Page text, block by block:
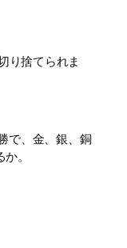
り捨てられま
で、金、銀、銅
。